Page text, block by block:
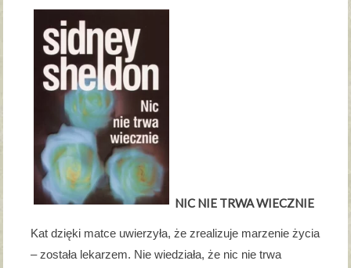
NIC NIE TRWA WIECZNIE
Kat dzięki matce uwierzyła, że zrealizuje marzenie życia
– została lekarzem. Nie wiedziała, że nic nie trwa